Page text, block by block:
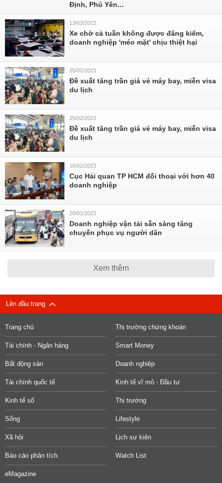
Định, Phú Yên...
13/03/2023
Xe chờ cả tuần không được đăng kiểm,
doanh nghiệp 'méo mặt' chịu thiệt hại
25/02/2023
Đề xuất tăng trần giá vé máy bay, miễn visa
du lịch
25/02/2023
Đề xuất tăng trần giá vé máy bay, miễn visa
du lịch
16/02/2023
Cục Hải quan TP HCM đối thoại với hơn 40
doanh nghiệp
20/01/2023
Doanh nghiệp vận tải sẵn sàng tăng
chuyến phục vụ người dân
Xem thêm
Lên đầu trang
Trang chủ Thị trường chứng khoán
Tài chính - Ngân hàng Smart Money
Bất động sản Doanh nghiệp
Tài chính quốc tế Kinh tế vĩ mô - Đầu tư
Kinh tế số Thị trường
Sống Lifestyle
Xã hội Lịch sự kiện
Báo cáo phân tích Watch List
eMagazine